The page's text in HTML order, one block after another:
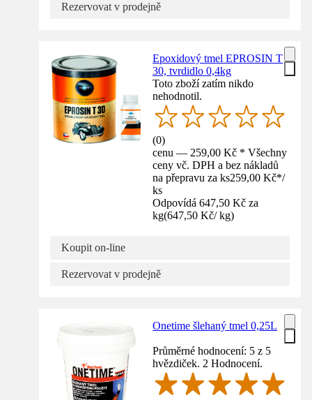
Rezervovat v prodejně
Epoxidový tmel EPROSIN T
30, tvrdidlo 0,4kg
Toto zboží zatím nikdo
nehodnotil.
(0)
cenu — 259,00 Kč * Všechny
ceny vč. DPH a bez nákladů
na přepravu za ks259,00 Kč*/
ks
Odpovídá 647,50 Kč za
kg(647,50 Kč/ kg)
Koupit on-line
Rezervovat v prodejně
Onetime šlehaný tmel 0,25L
Průměrné hodnocení: 5 z 5
hvězdiček. 2 Hodnocení.